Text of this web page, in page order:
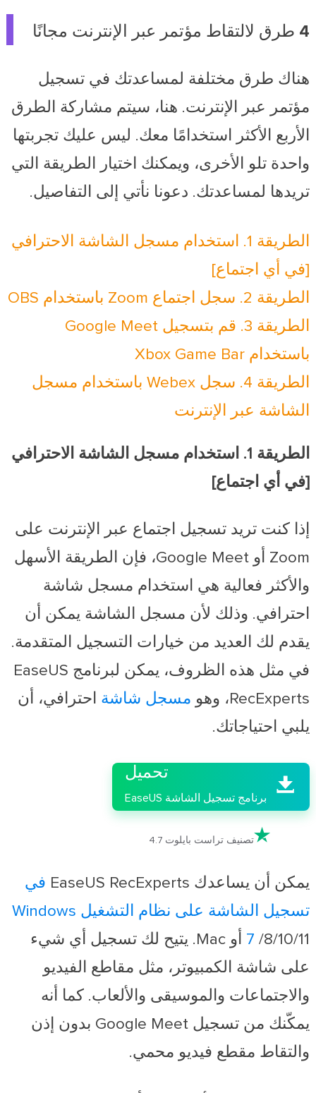
4 طرق لالتقاط مؤتمر عبر الإنترنت مجانًا
هناك طرق مختلفة لمساعدتك في تسجيل
مؤتمر عبر الإنترنت. هنا، سيتم مشاركة الطرق
الأربع الأكثر استخدامًا معك. ليس عليك تجربتها
واحدة تلو الأخرى، ويمكنك اختيار الطريقة التي
تريدها لمساعدتك. دعونا نأتي إلى التفاصيل.
الطريقة 1. استخدام مسجل الشاشة الاحترافي
[في أي اجتماع]
الطريقة 2. سجل اجتماع Zoom باستخدام OBS
الطريقة 3. قم بتسجيل Google Meet
باستخدام Xbox Game Bar
الطريقة 4. سجل Webex باستخدام مسجل
الشاشة عبر الإنترنت
الطريقة 1. استخدام مسجل الشاشة الاحترافي
[في أي اجتماع]
إذا كنت تريد تسجيل اجتماع عبر الإنترنت على
Zoom أو Google Meet، فإن الطريقة الأسهل
والأكثر فعالية هي استخدام مسجل شاشة
احترافي. وذلك لأن مسجل الشاشة يمكن أن
يقدم لك العديد من خيارات التسجيل المتقدمة.
في مثل هذه الظروف، يمكن لبرنامج EaseUS
RecExperts، وهو
مسجل شاشة احترافي، أن
يلبي احتياجاتك.


تحميل
برنامج تسجيل الشاشة EaseUS
تصنيف تراست بايلوت 4.7
يمكن أن يساعدك EaseUS RecExperts
في
تسجيل الشاشة على نظام التشغيل Windows
7
/8/10/11 أو Mac. يتيح لك تسجيل أي شيء
على شاشة الكمبيوتر، مثل مقاطع الفيديو
والاجتماعات والموسيقى والألعاب. كما أنه
يمكّنك من تسجيل Google Meet بدون إذن
والتقاط مقطع فيديو محمي.